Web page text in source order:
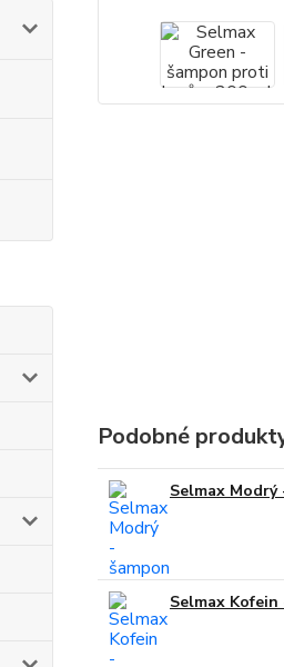
Podobné
Selmax
Selmax